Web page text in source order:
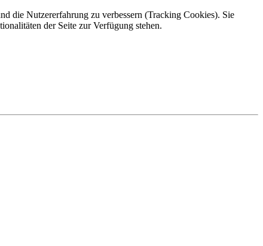
die Nutzererfahrung zu verbessern (Tracking Cookies). Sie
der Seite zur Verfügung stehen.